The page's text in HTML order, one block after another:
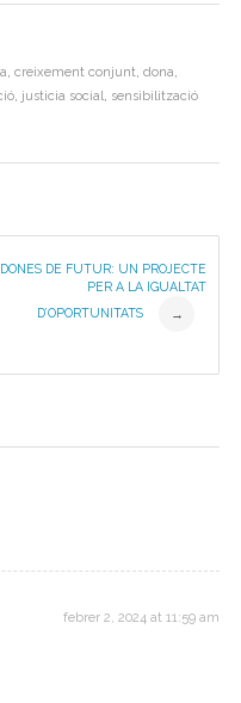
te
ix
, creixement conjunt, dona,
, justicia social, sensibilització
DONES DE FUTUR: UN PROJECTE
PER A LA IGUALTAT
D’OPORTUNITATS
→
febrer 2, 2024 at 11:59 am